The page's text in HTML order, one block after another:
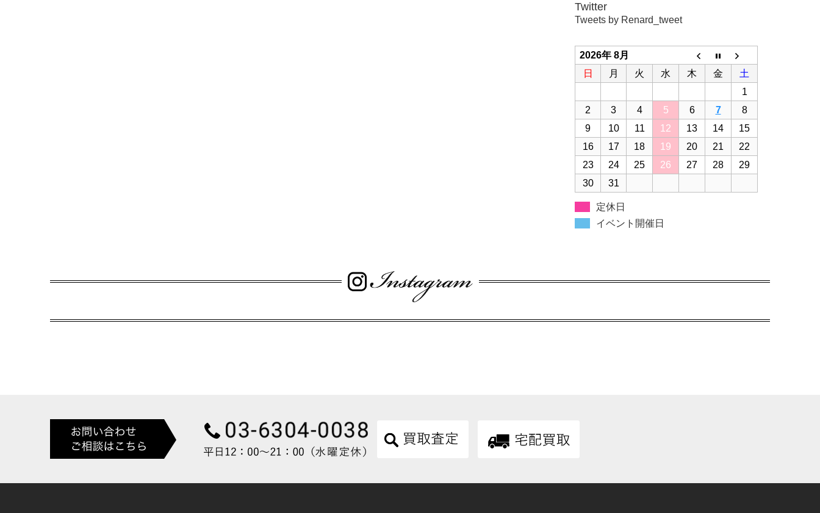
Twitter
Tweets by Renard_tweet
2026年 8月
日
月 火 水 木 金
土
1
2
3 4 5 6 7
8
9
10 11 12 13 14
15
16
17 18 19 20 21
22
23
24 25 26 27 28
29
30
31
定休日
イベント開催日